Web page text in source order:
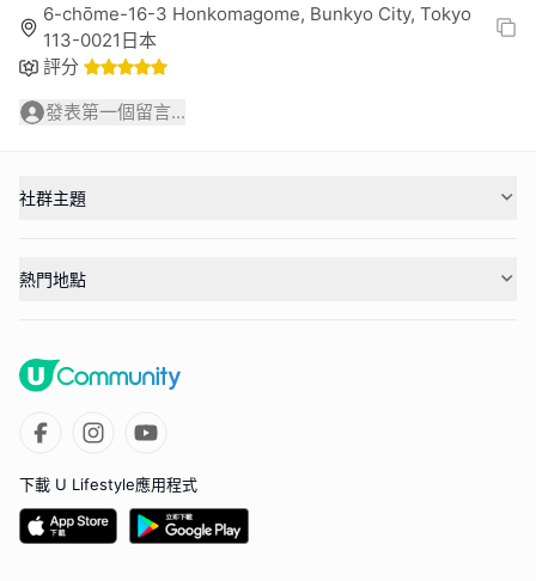
6-chōme-16-3 Honkomagome, Bunkyo City, Tokyo
113-0021日本
評分
發表第一個留言...
社群主題
熱門地點
下載 U Lifestyle應用程式